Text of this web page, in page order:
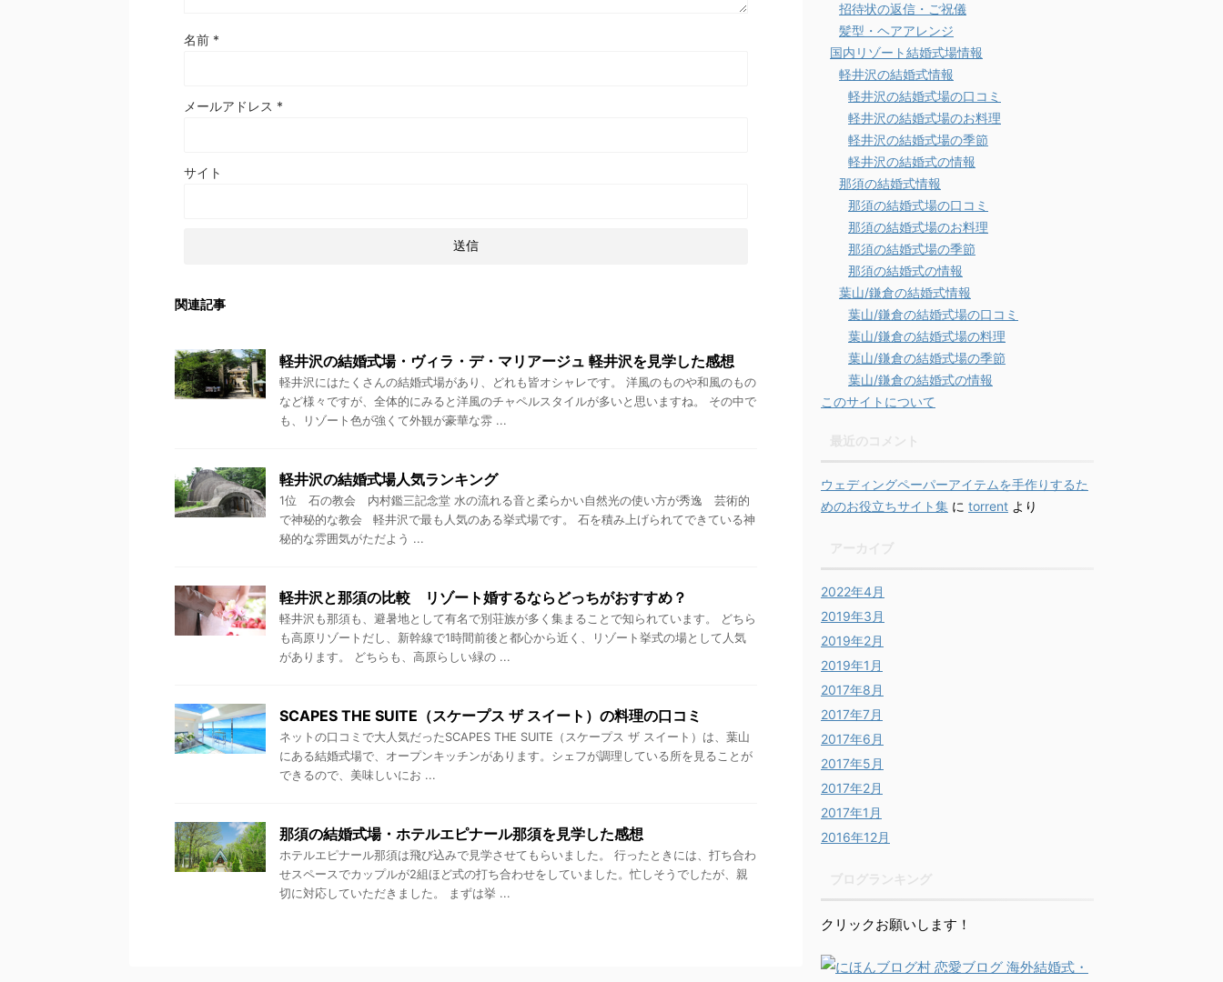
名前 *
メールアドレス *
サイト
関連記事
軽井沢の結婚式場・ヴィラ・デ・マリアージュ 軽井沢を見学した感想
軽井沢にはたくさんの結婚式場があり、どれも皆オシャレです。 洋風のものや和風のもの
など様々ですが、全体的にみると洋風のチャペルスタイルが多いと思いますね。 その中で
も、リゾート色が強くて外観が豪華な雰 ...
軽井沢の結婚式場人気ランキング
1位 石の教会 内村鑑三記念堂 水の流れる音と柔らかい自然光の使い方が秀逸 芸術的
で神秘的な教会 軽井沢で最も人気のある挙式場です。 石を積み上げられてできている神
秘的な雰囲気がただよう ...
軽井沢と那須の比較 リゾート婚するならどっちがおすすめ？
軽井沢も那須も、避暑地として有名で別荘族が多く集まることで知られています。 どちら
も高原リゾートだし、新幹線で1時間前後と都心から近く、リゾート挙式の場として人気
があります。 どちらも、高原らしい緑の ...
SCAPES THE SUITE（スケープス ザ スイート）の料理の口コミ
ネットの口コミで大人気だったSCAPES THE SUITE（スケープス ザ スイート）は、葉山
にある結婚式場で、オープンキッチンがあります。シェフが調理している所を見ることが
できるので、美味しいにお ...
那須の結婚式場・ホテルエピナール那須を見学した感想
ホテルエピナール那須は飛び込みで見学させてもらいました。 行ったときには、打ち合わ
せスペースでカップルが2組ほど式の打ち合わせをしていました。忙しそうでしたが、親
切に対応していただきました。 まずは挙 ...
招待状の返信・ご祝儀
髪型・ヘアアレンジ
国内リゾート結婚式場情報
軽井沢の結婚式情報
軽井沢の結婚式場の口コミ
軽井沢の結婚式場のお料理
軽井沢の結婚式場の季節
軽井沢の結婚式の情報
那須の結婚式情報
那須の結婚式場の口コミ
那須の結婚式場のお料理
那須の結婚式場の季節
那須の結婚式の情報
葉山/鎌倉の結婚式情報
葉山/鎌倉の結婚式場の口コミ
葉山/鎌倉の結婚式場の料理
葉山/鎌倉の結婚式場の季節
葉山/鎌倉の結婚式の情報
このサイトについて
ウェディングペーパーアイテムを手作りするた
めのお役立ちサイト集 に torrent より
2022年4月
2019年3月
2019年2月
2019年1月
2017年8月
2017年7月
2017年6月
2017年5月
2017年2月
2017年1月
2016年12月
クリックお願いします！